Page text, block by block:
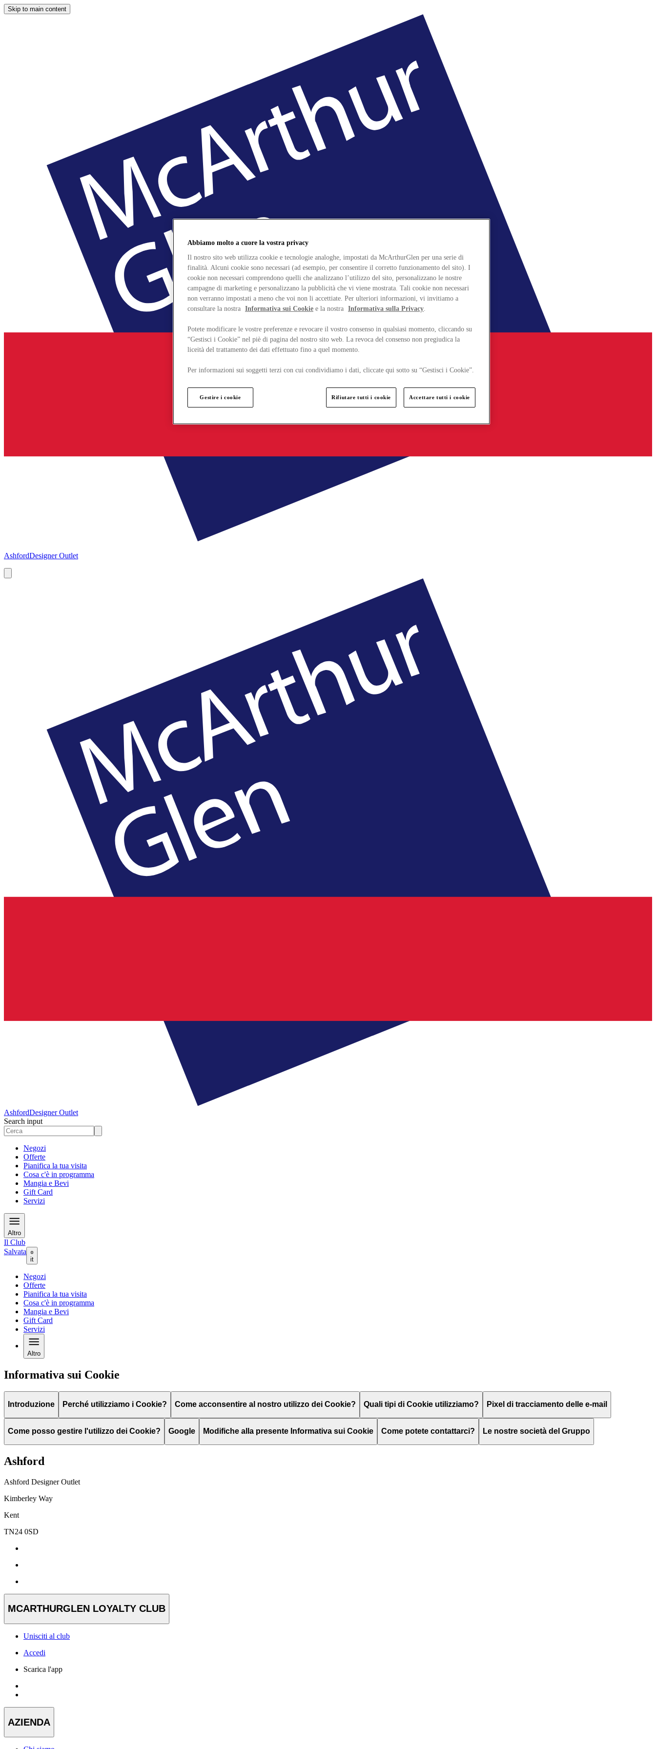
Skip to main content
AshfordDesigner Outlet
AshfordDesigner Outlet
Search input
Negozi
Offerte
Pianifica la tua visita
Cosa c'è in programma
Mangia e Bevi
Gift Card
Servizi
Altro
Il Club
Salvata
it
Negozi
Offerte
Pianifica la tua visita
Cosa c'è in programma
Mangia e Bevi
Gift Card
Servizi
Altro
Informativa sui Cookie
Introduzione Perché utilizziamo i Cookie? Come acconsentire al nostro utilizzo dei Cookie? Quali tipi di Cookie utilizziamo? Pixel di tracciamento delle e-mail
Come posso gestire l'utilizzo dei Cookie? Google Modifiche alla presente Informativa sui Cookie Come potete contattarci? Le nostre società del Gruppo
Ashford
Ashford Designer Outlet
Kimberley Way
Kent
TN24 0SD
MCARTHURGLEN LOYALTY CLUB
Unisciti al club
Accedi
Scarica l'app
AZIENDA
Abbiamo molto a cuore la vostra privacy
Il nostro sito web utilizza cookie e tecnologie analoghe, impostati da McArthurGlen per una serie di
finalità. Alcuni cookie sono necessari (ad esempio, per consentire il corretto funzionamento del sito). I
cookie non necessari comprendono quelli che analizzano l’utilizzo del sito, personalizzano le nostre
campagne di marketing e personalizzano la pubblicità che vi viene mostrata. Tali cookie non necessari
non verranno impostati a meno che voi non li accettiate. Per ulteriori informazioni, vi invitiamo a
consultare la nostra Informativa sui Cookie e la nostra Informativa sulla Privacy.
Potete modificare le vostre preferenze e revocare il vostro consenso in qualsiasi momento, cliccando su
“Gestisci i Cookie” nel piè di pagina del nostro sito web. La revoca del consenso non pregiudica la
liceità del trattamento dei dati effettuato fino a quel momento.
Per informazioni sui soggetti terzi con cui condividiamo i dati, cliccate qui sotto su “Gestisci i Cookie”.
Gestire i cookie Rifiutare tutti i cookie Accettare tutti i cookie